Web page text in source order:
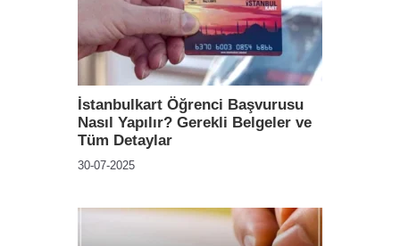
İstanbulkart Öğrenci Başvurusu
Nasıl Yapılır? Gerekli Belgeler ve
Tüm Detaylar
30-07-2025